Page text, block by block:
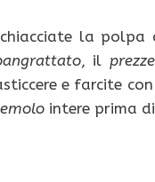
la polpa
, il
e farcite con
intere prima